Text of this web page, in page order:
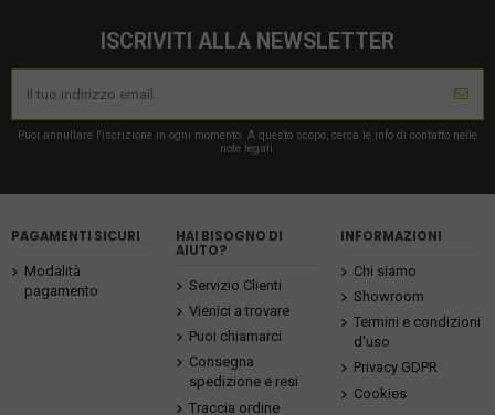
ISCRIVITI ALLA NEWSLETTER
Puoi annullare l'iscrizione in ogni momento. A questo scopo, cerca le info di contatto nelle
note legali.
PAGAMENTI SICURI
Modalità
pagamento
HAI BISOGNO DI
AIUTO?
Servizio Clienti
Vienici a trovare
Puoi chiamarci
Consegna
spedizione e resi
Traccia ordine
INFORMAZIONI
Chi siamo
Showroom
Termini e condizioni
d'uso
Privacy GDPR
Cookies